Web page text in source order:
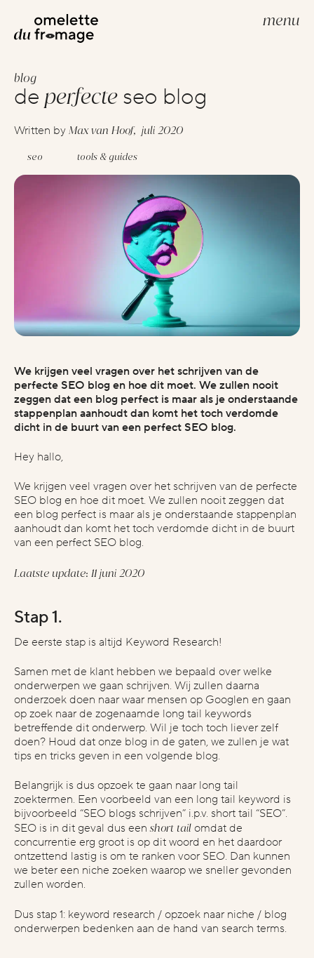
menu
build your website
webdevelopment
webdesign
scale your brand
creative strategies
google advertenties
social media advertenties
search engine optimization (seo)
about
industries
projects
start the conversation
contact
instagram
stay inspired
blog
pinterest
legal stuff
privacyverklaring
contact max
mail viamax@omelettedufromage.nl
bellen kan via+316 13 75 1543
blog
de perfecteseo blog
Written by Max van Hoof, juli 2020
seo tools & guides
We krijgen veel vragen over het schrijven van de
perfecte SEO blog en hoe dit moet. We zullen nooit
zeggen dat een blog perfect is maar als je onderstaande
stappenplan aanhoudt dan komt het toch verdomde
dicht in de buurt van een perfect SEO blog.
Hey hallo,
We krijgen veel vragen over het schrijven van de perfecte
SEO blog en hoe dit moet. We zullen nooit zeggen dat
een blog perfect is maar als je onderstaande stappenplan
aanhoudt dan komt het toch verdomde dicht in de buurt
van een perfect SEO blog.
Laatste update: 11 juni 2020
Stap 1.
De eerste stap is altijd Keyword Research!
Samen met de klant hebben we bepaald over welke
onderwerpen we gaan schrijven. Wij zullen daarna
onderzoek doen naar waar mensen op Googlen en gaan
op zoek naar de zogenaamde long tail keywords
betreffende dit onderwerp. Wil je toch toch liever zelf
doen? Houd dat onze blog in de gaten, we zullen je wat
tips en tricks geven in een volgende blog.
Belangrijk is dus opzoek te gaan naar long tail
zoektermen. Een voorbeeld van een long tail keyword is
bijvoorbeeld “SEO blogs schrijven” i.p.v. short tail “SEO”.
SEO is in dit geval dus eenshort tail omdat de
concurrentie erg groot is op dit woord en het daardoor
ontzettend lastig is om te ranken voor SEO. Dan kunnen
we beter een niche zoeken waarop we sneller gevonden
zullen worden.
Dus stap 1: keyword research / opzoek naar niche / blog
onderwerpen bedenken aan de hand van search terms.